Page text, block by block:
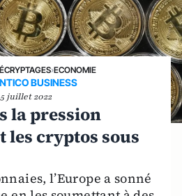
›ECONOMIE
BUSINESS
5 juillet 2022
la pression
les cryptos sous
l’Europe a sonné